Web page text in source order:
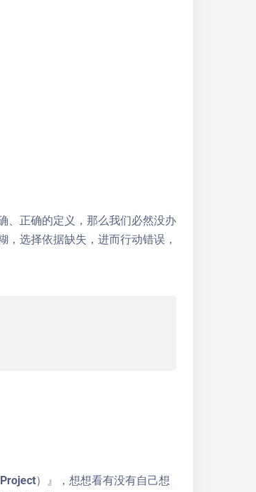
、正确的定义，那么我们必然没办
选择依据缺失，进而行动错误，
）』，想想看有没有自己想